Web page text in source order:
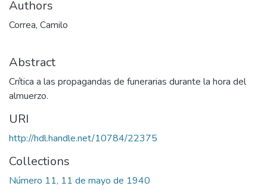
Authors
Correa, Camilo
Abstract
Crítica a las propagandas de funerarias durante la hora del
almuerzo.
URI
http://hdl.handle.net/10784/22375
Collections
Número 11, 11 de mayo de 1940